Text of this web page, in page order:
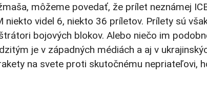
môžeme povedať, že prílet neznámej
videl 6, niekto 36 príletov. Prílety sú
bojových blokov. Alebo niečo im
je v západných médiách a aj v
na svete proti skutočnému nepriateľovi,